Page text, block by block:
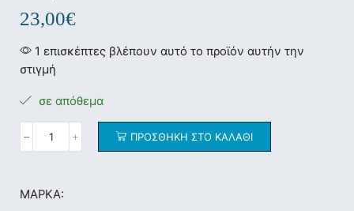
23,00€
1 επισκέπτες βλέπουν αυτό το προϊόν αυτήν την
στιγμή
σε απόθεμα
ΠΡΟΣΘΉΚΗ ΣΤΟ ΚΑΛΆΘΙ
ΜΆΡΚΑ: